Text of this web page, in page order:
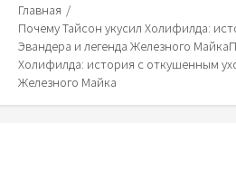
Главная
Почему Тайсон укусил Холифилда:
Эвандера и легенда Железного Майка
Холифилда: история с откушенным
Железного Майка